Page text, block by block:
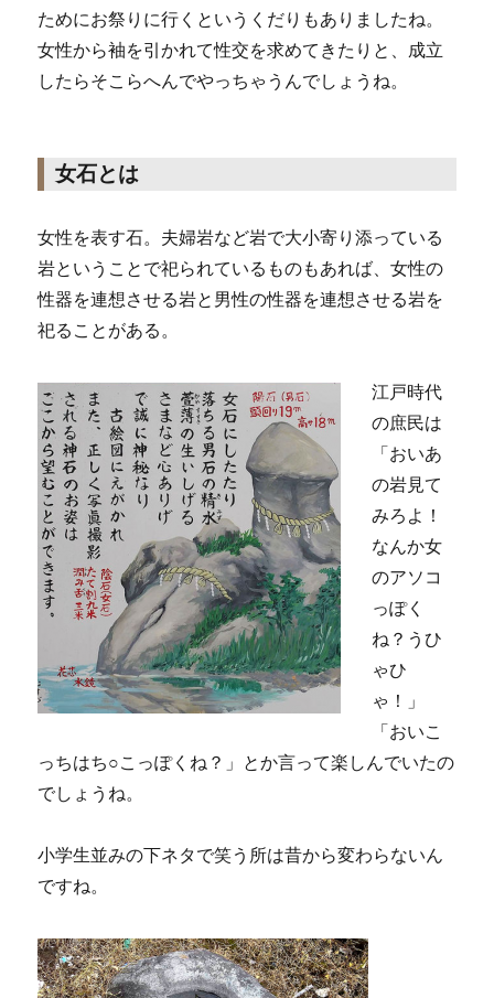
ためにお祭りに行くというくだりもありましたね。
女性から袖を引かれて性交を求めてきたりと、成立
したらそこらへんでやっちゃうんでしょうね。
女石とは
女性を表す石。夫婦岩など岩で大小寄り添っている
岩ということで祀られているものもあれば、女性の
性器を連想させる岩と男性の性器を連想させる岩を
祀ることがある。
江戸時代
の庶民は
「おいあ
の岩見て
みろよ！
なんか女
のアソコ
っぽく
ね？うひ
ゃひ
ゃ！」
「おいこ
っちはち○こっぽくね？」とか言って楽しんでいたの
でしょうね。
小学生並みの下ネタで笑う所は昔から変わらないん
ですね。